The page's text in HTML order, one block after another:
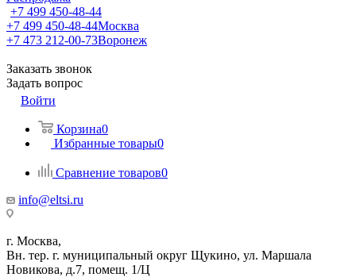
+7 499 450-48-44
+7 499 450-48-44Москва
+7 473 212-00-73Воронеж
Заказать звонок
Задать вопрос
Войти
Корзина0
Избранные товары0
Сравнение товаров0
info@eltsi.ru
г. Москва,
Вн. тер. г. муниципальный округ Щукино, ул. Маршала
Новикова, д.7, помещ. 1/Ц